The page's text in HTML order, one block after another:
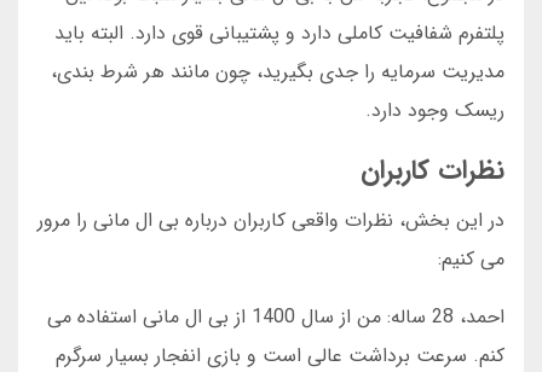
پلتفرم شفافیت کاملی دارد و پشتیبانی قوی دارد. البته باید
مدیریت سرمایه را جدی بگیرید، چون مانند هر شرط بندی،
ریسک وجود دارد.
نظرات کاربران
در این بخش، نظرات واقعی کاربران درباره بی ال مانی را مرور
می کنیم:
احمد، 28 ساله: من از سال 1400 از بی ال مانی استفاده می
کنم. سرعت برداشت عالی است و بازی انفجار بسیار سرگرم